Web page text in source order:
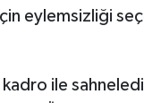
eylemsizliği
ile